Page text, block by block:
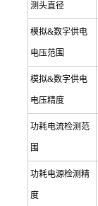
测头直径
模拟&数字供电
电压范围
模拟&数字供电
电压精度
功耗电流检测范
围
功耗电源检测精
度